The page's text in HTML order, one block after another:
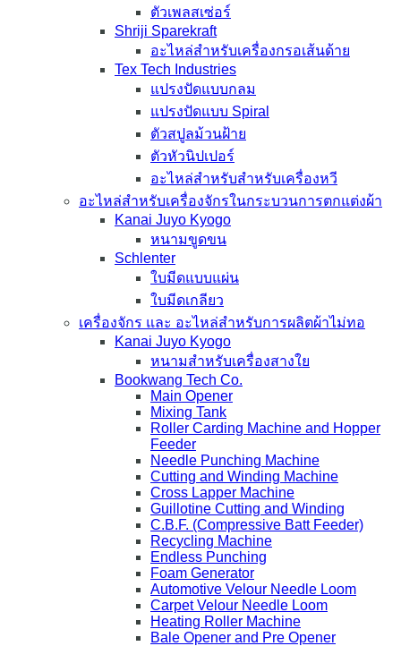
ตัวเพลสเซ่อร์
Shriji Sparekraft
อะไหล่สำหรับเครื่องกรอเส้นด้าย
Tex Tech Industries
แปรงปัดแบบกลม
แปรงปัดแบบ Spiral
ตัวสปูลม้วนฝ้าย
ตัวหัวนิปเปอร์
อะไหล่สำหรับสำหรับเครื่องหวี
อะไหล่สำหรับเครื่องจักรในกระบวนการตกแต่งผ้า
Kanai Juyo Kyogo
หนามขูดขน
Schlenter
ใบมีดแบบแผ่น
ใบมีดเกลียว
เครื่องจักร และ อะไหล่สำหรับการผลิตผ้าไม่ทอ
Kanai Juyo Kyogo
หนามสำหรับเครื่องสางใย
Bookwang Tech Co.
Main Opener
Mixing Tank
Roller Carding Machine and Hopper
Feeder
Needle Punching Machine
Cutting and Winding Machine
Cross Lapper Machine
Guillotine Cutting and Winding
C.B.F. (Compressive Batt Feeder)
Recycling Machine
Endless Punching
Foam Generator
Automotive Velour Needle Loom
Carpet Velour Needle Loom
Heating Roller Machine
Bale Opener and Pre Opener